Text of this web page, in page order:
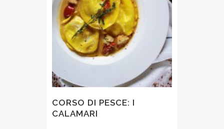
CORSO DI PESCE: I
CALAMARI